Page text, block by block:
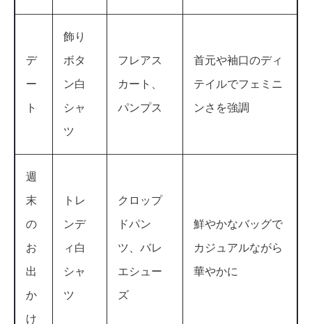
デ
ー
ト
飾り
ボタ
ン白
シャ
ツ
フレアス
カート、
パンプス
首元や袖口のディ
テイルでフェミニ
ンさを強調
週
末
の
お
出
か
け
トレ
ンデ
ィ白
シャ
ツ
クロップ
ドパン
ツ、バレ
エシュー
ズ
鮮やかなバッグで
カジュアルながら
華やかに